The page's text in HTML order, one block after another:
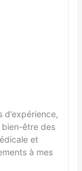
bien-être des
et
à mes